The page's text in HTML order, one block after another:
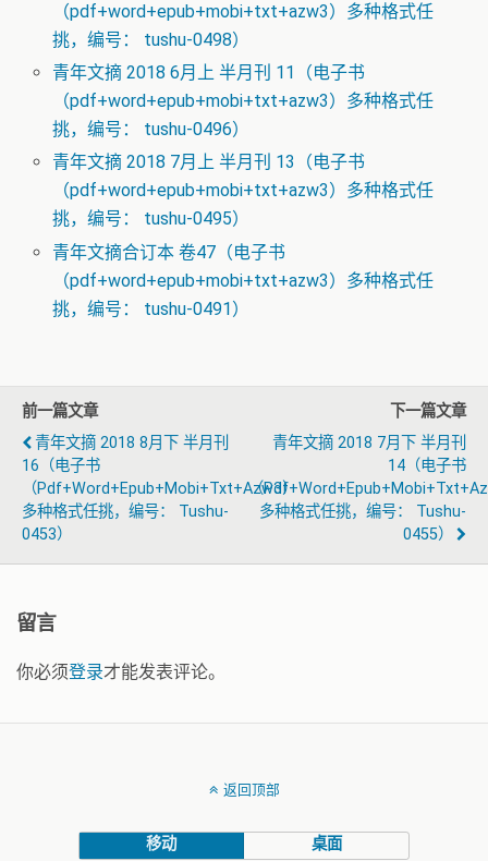
（pdf+word+epub+mobi+txt+azw3）多种格式任
挑，编号： tushu-0498）
青年文摘 2018 6月上 半月刊 11（电子书
（pdf+word+epub+mobi+txt+azw3）多种格式任
挑，编号： tushu-0496）
青年文摘 2018 7月上 半月刊 13（电子书
（pdf+word+epub+mobi+txt+azw3）多种格式任
挑，编号： tushu-0495）
青年文摘合订本 卷47（电子书
（pdf+word+epub+mobi+txt+azw3）多种格式任
挑，编号： tushu-0491）
前一篇文章
青年文摘 2018 8月下 半月刊
16（电子书
（pdf+word+epub+mobi+txt+azw3）
多种格式任挑，编号： Tushu-
0453）
下一篇文章
青年文摘 2018 7月下 半月刊
14（电子书
（
多种格式任挑，编号： Tushu-
0455）
留言
你必须登录才能发表评论。
返回顶部
移动 桌面